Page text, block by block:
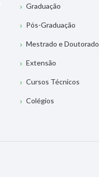
Graduação
Pós-Graduação
Mestrado e Doutorado
Extensão
Cursos Técnicos
Colégios